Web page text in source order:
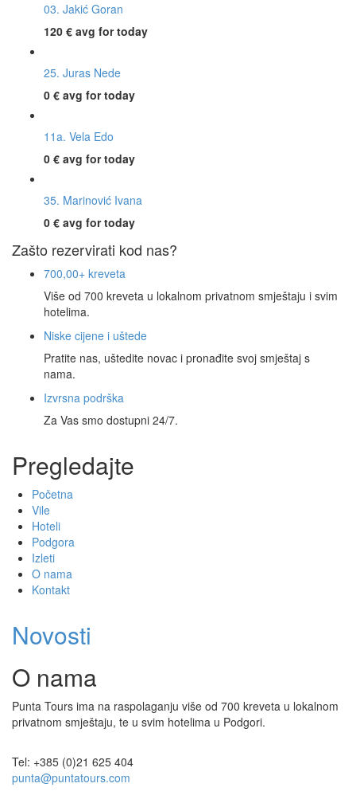
03. Jakić Goran
120 € avg for today
25. Juras Nede
0 € avg for today
11a. Vela Edo
0 € avg for today
35. Marinović Ivana
0 € avg for today
Zašto rezervirati kod nas?
700,00+ kreveta
Više od 700 kreveta u lokalnom privatnom smještaju i svim
hotelima.
Niske cijene i uštede
Pratite nas, uštedite novac i pronađite svoj smještaj s
nama.
Izvrsna podrška
Za Vas smo dostupni 24/7.
Pregledajte
Početna
Vile
Hoteli
Podgora
Izleti
O nama
Kontakt
Novosti
O nama
Punta Tours ima na raspolaganju više od 700 kreveta u lokalnom
privatnom smještaju, te u svim hotelima u Podgori.
Tel: +385 (0)21 625 404
punta@puntatours.com